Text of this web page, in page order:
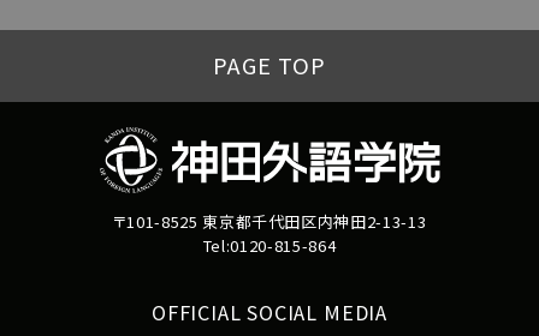
PAGE TOP
〒101-8525 東京都千代田区内神田2-13-13
Tel:0120-815-864
OFFICIAL SOCIAL MEDIA